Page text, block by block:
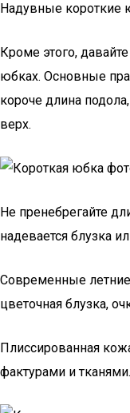
Надувные короткие
Кроме этого,
юбках. Основные
короче длина
верх.
Не пренебрегайте
надевается блузка
Современные
цветочная блузка,
Плиссированная
фактурами и тканями.